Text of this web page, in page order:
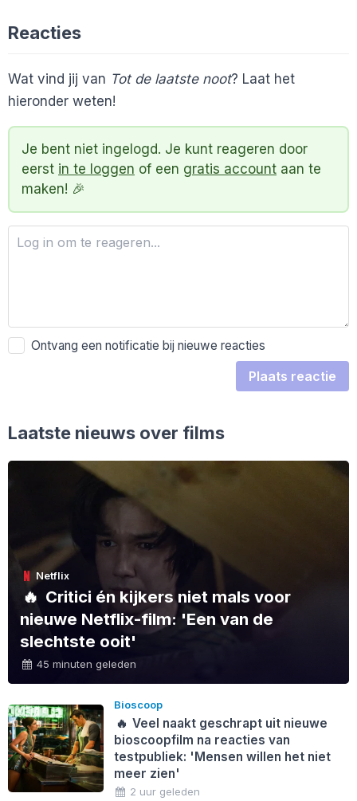
Reacties
Wat vind jij van Tot de laatste noot? Laat het
hieronder weten!
Je bent niet ingelogd. Je kunt reageren door
eerst in te loggen of een gratis account aan te
maken! 🎉
Ontvang een notificatie bij nieuwe reacties
Plaats reactie
Laatste nieuws over films
Netflix
🔥 Critici én kijkers niet mals voor
nieuwe Netflix-film: 'Een van de
slechtste ooit'
45 minuten geleden
Bioscoop
🔥 Veel naakt geschrapt uit nieuwe
bioscoopfilm na reacties van
testpubliek: 'Mensen willen het niet
meer zien'
2 uur geleden